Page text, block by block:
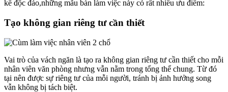
kế độc đáo,những mẫu bàn làm việc này có rất nhiều ưu điểm:
Tạo không gian riêng tư cần thiết
Vai trò của vách ngăn là tạo ra không gian riêng tư cần thiết cho mỗi
nhân viên văn phòng nhưng vẫn nằm trong tổng thể chung. Từ đó
tại nên được sự riêng tư của mỗi người, tránh bị ảnh hưởng song
vẫn không bị tách biệt.